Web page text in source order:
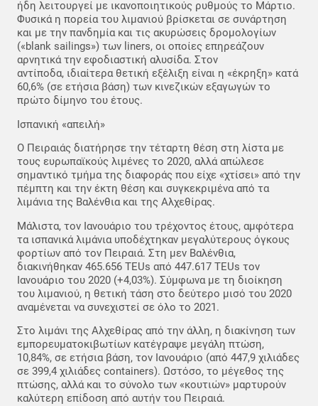
ήδη λειτουργεί με ικανοποιητικούς ρυθμούς το Μάρτιο.
Φυσικά η πορεία του λιμανιού βρίσκεται σε συνάρτηση
και με την πανδημία και τις ακυρώσεις δρομολογίων
(«blank sailings») των liners, οι οποίες επηρεάζουν
αρνητικά την εφοδιαστική αλυσίδα. Στον
αντίποδα, ιδιαίτερα θετική εξέλιξη είναι η «έκρηξη» κατά
60,6% (σε ετήσια βάση) των κινεζικών εξαγωγών το
πρώτο δίμηνο του έτους.
Ισπανική «απειλή»
Ο Πειραιάς διατήρησε την τέταρτη θέση στη λίστα με
τους ευρωπαϊκούς λιμένες το 2020, αλλά απώλεσε
σημαντικό τμήμα της διαφοράς που είχε «χτίσει» από την
πέμπτη και την έκτη θέση και συγκεκριμένα από τα
λιμάνια της Βαλένθια και της Αλχεθίρας.
Μάλιστα, τον Ιανουάριο του τρέχοντος έτους, αμφότερα
τα ισπανικά λιμάνια υποδέχτηκαν μεγαλύτερους όγκους
φορτίων από τον Πειραιά. Στη μεν Βαλένθια,
διακινήθηκαν 465.656 TEUs από 447.617 TEUs τον
Ιανουάριο του 2020 (+4,03%). Σύμφωνα με τη διοίκηση
του λιμανιού, η θετική τάση στο δεύτερο μισό του 2020
αναμένεται να συνεχιστεί σε όλο το 2021.
Στο λιμάνι της Αλχεθίρας από την άλλη, η διακίνηση των
εμπορευματοκιβωτίων κατέγραψε μεγάλη πτώση,
10,84%, σε ετήσια βάση, τον Ιανουάριο (από 447,9 χιλιάδες
σε 399,4 χιλιάδες containers). Ωστόσο, το μέγεθος της
πτώσης, αλλά και το σύνολο των «κουτιών» μαρτυρούν
καλύτερη επίδοση από αυτήν του Πειραιά.